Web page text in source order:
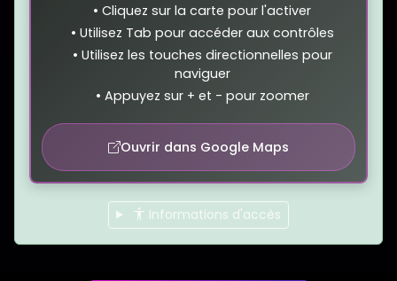
• Cliquez sur la carte pour l'activer
• Utilisez Tab pour accéder aux contrôles
• Utilisez les touches directionnelles pour
naviguer
• Appuyez sur + et - pour zoomer
Ouvrir dans Google Maps
Informations d'accès